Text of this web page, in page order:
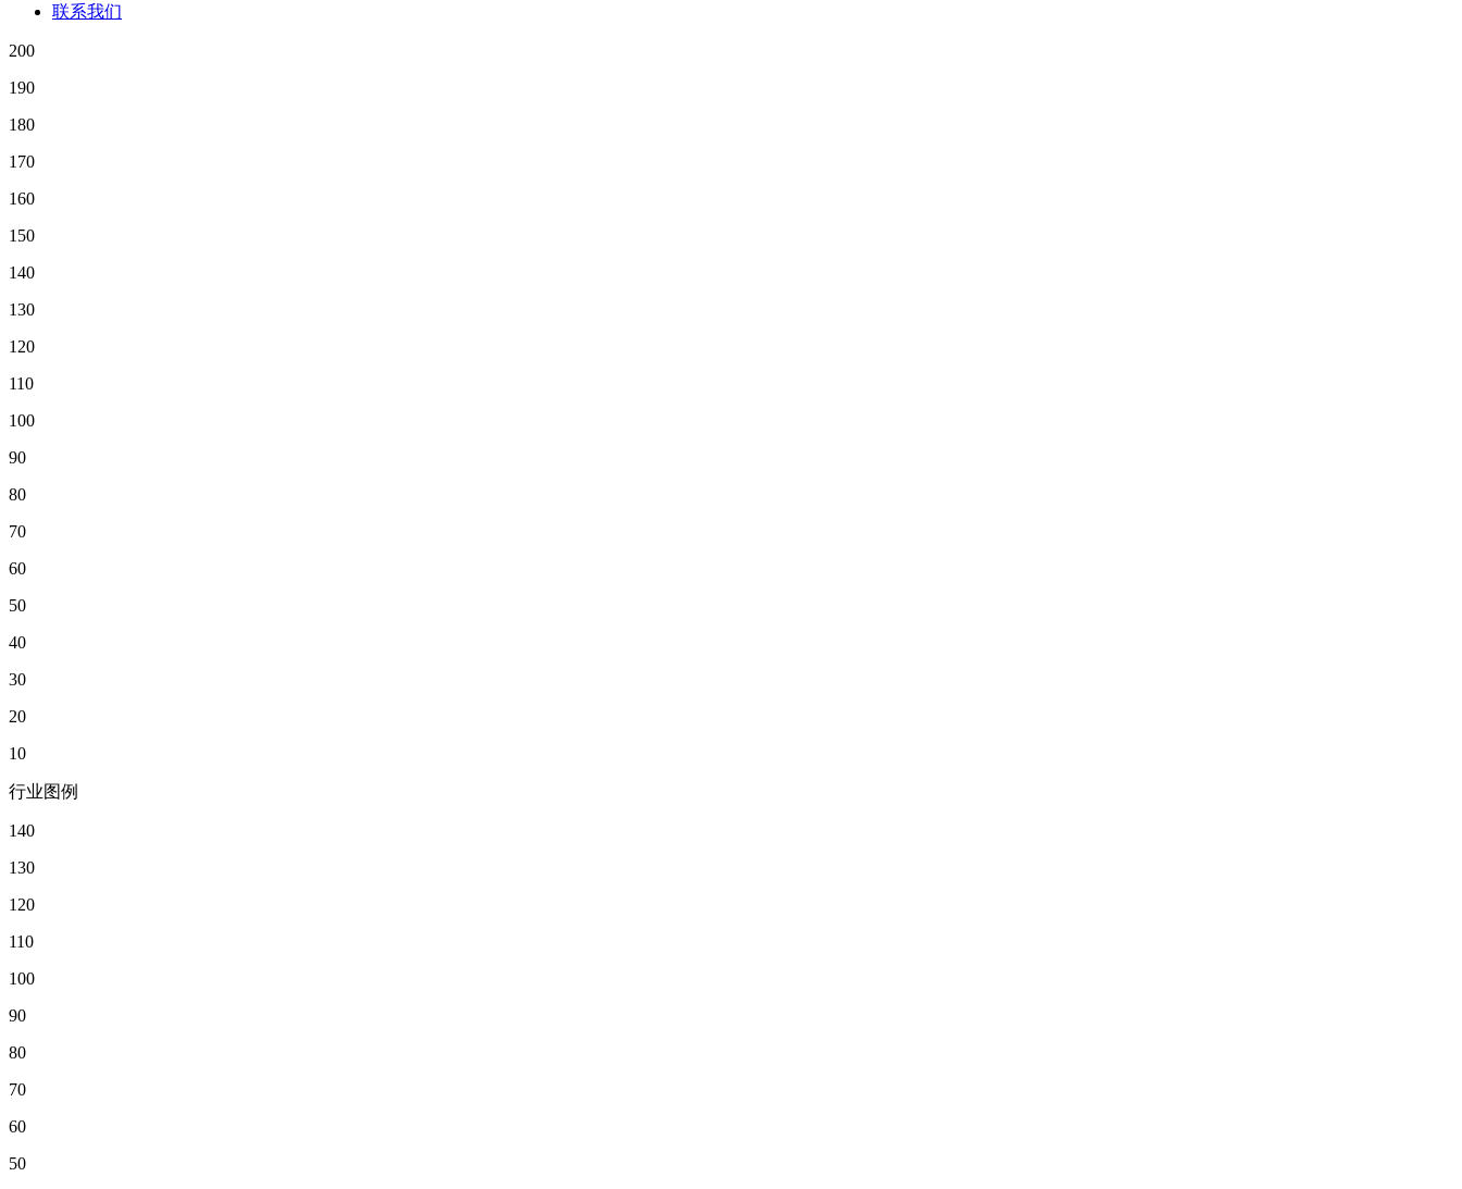
联系我们
200
190
180
170
160
150
140
130
120
110
100
90
80
70
60
50
40
30
20
10
行业图例
140
130
120
110
100
90
80
70
60
50